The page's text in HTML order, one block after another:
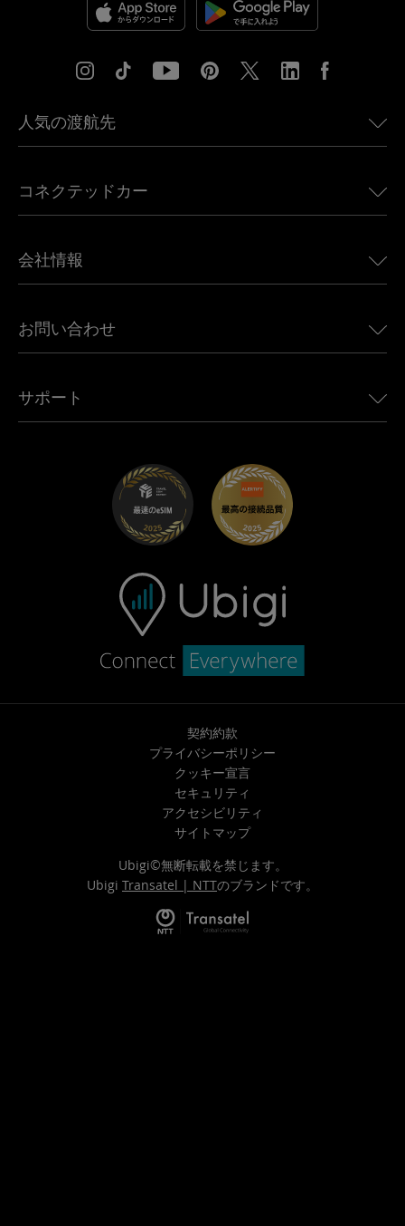
人気の渡航先
ヨーロッパ向けeSIM
カナダ向けeSIM
アフリカ向けeSIM
すべての目的地を見る
コネクテッドカー
Land Rover向けUbigi
Jeep向けUbigi
Mini向けUbigi
Maserati向けUbigi
会社情報
Ubigi関連プレス
Ubigiアプリ
お問い合わせ
アフェリエイトプログラム
サポート
トラブルシューティング
ヘルプセンター
お問い合わせ先
契約約款
プライバシーポリシー
クッキー宣言
セキュリティ
アクセシビリティ
サイトマップ
Ubigi©無断転載を禁じます。
Ubigi Transatel | NTTのブランドです。